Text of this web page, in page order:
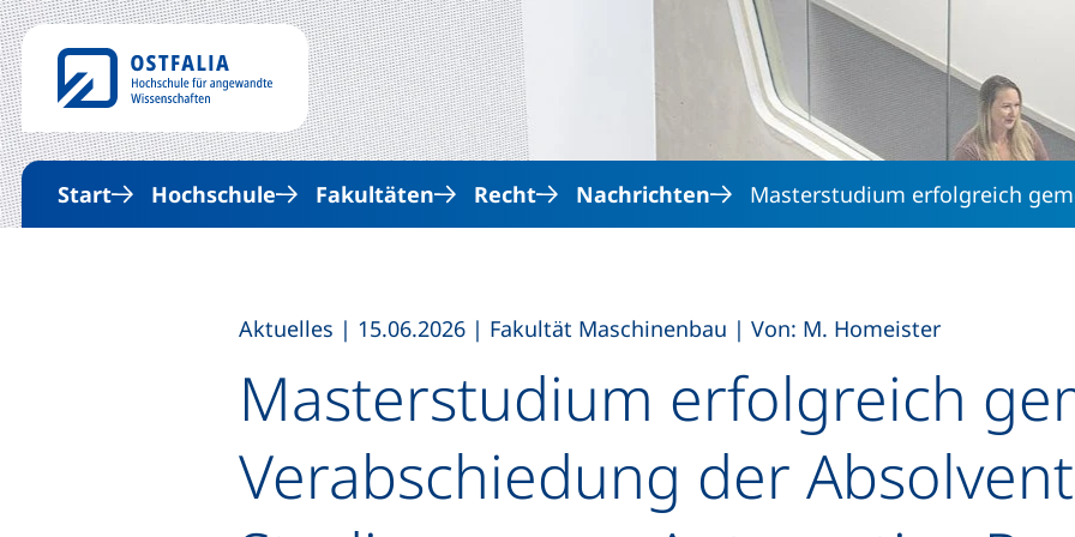
Direkt zum Inhalt
Start Hochschule Fakultäten Recht Nachrichten Masterstudium erfolgreich
Masterstudium erfolgreich
Verabschiedung der
Aktuelles | 15.06.2026 | Fakultät Maschinenbau | Von: M. Homeister